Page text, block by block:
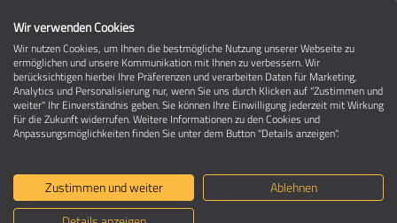
Umzugsunternehmen in Harz, Landkreis
Empfohlen von umzuege.de - Ihre
Umzugsexperten seit 1997
Wir verwenden Cookies
Wir nutzen Cookies, um Ihnen die bestmögliche Nutzung unserer Webseite zu
ermöglichen und unsere Kommunikation mit Ihnen zu verbessern. Wir
berücksichtigen hierbei Ihre Präferenzen und verarbeiten Daten für Marketing,
Analytics und Personalisierung nur, wenn Sie uns durch Klicken auf "Zustimmen und
weiter" Ihr Einverständnis geben. Sie können Ihre Einwilligung jederzeit mit Wirkung
für die Zukunft widerrufen. Weitere Informationen zu den Cookies und
Anpassungsmöglichkeiten finden Sie unter dem Button "Details anzeigen".
Zustimmen und weiter
Ablehnen